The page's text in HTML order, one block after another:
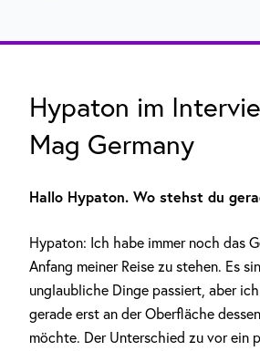
Hypaton im
Mag Germany
Hallo Hypaton. Wo stehst du
Hypaton: Ich habe immer noch das
Anfang meiner Reise zu stehen. Es
unglaubliche Dinge passiert, aber
gerade erst an der Oberfläche
möchte. Der Unterschied zu vor ein